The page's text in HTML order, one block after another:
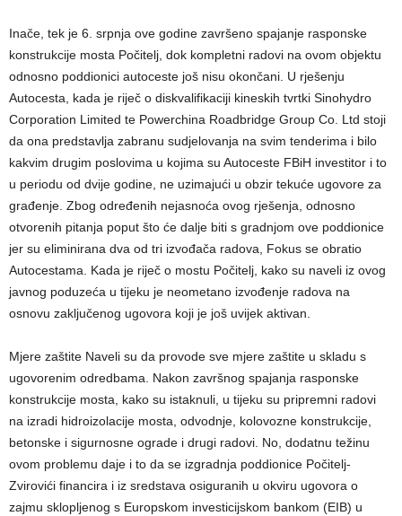
Inače, tek je 6. srpnja ove godine završeno spajanje rasponske
konstrukcije mosta Počitelj, dok kompletni radovi na ovom objektu
odnosno poddionici autoceste još nisu okončani. U rješenju
Autocesta, kada je riječ o diskvalifikaciji kineskih tvrtki Sinohydro
Corporation Limited te Powerchina Roadbridge Group Co. Ltd stoji
da ona predstavlja zabranu sudjelovanja na svim tenderima i bilo
kakvim drugim poslovima u kojima su Autoceste FBiH investitor i to
u periodu od dvije godine, ne uzimajući u obzir tekuće ugovore za
građenje. Zbog određenih nejasnoća ovog rješenja, odnosno
otvorenih pitanja poput što će dalje biti s gradnjom ove poddionice
jer su eliminirana dva od tri izvođača radova, Fokus se obratio
Autocestama. Kada je riječ o mostu Počitelj, kako su naveli iz ovog
javnog poduzeća u tijeku je neometano izvođenje radova na
osnovu zaključenog ugovora koji je još uvijek aktivan.
Mjere zaštite Naveli su da provode sve mjere zaštite u skladu s
ugovorenim odredbama. Nakon završnog spajanja rasponske
konstrukcije mosta, kako su istaknuli, u tijeku su pripremni radovi
na izradi hidroizolacije mosta, odvodnje, kolovozne konstrukcije,
betonske i sigurnosne ograde i drugi radovi. No, dodatnu težinu
ovom problemu daje i to da se izgradnja poddionice Počitelj-
Zvirovići financira i iz sredstava osiguranih u okviru ugovora o
zajmu sklopljenog s Europskom investicijskom bankom (EIB) u